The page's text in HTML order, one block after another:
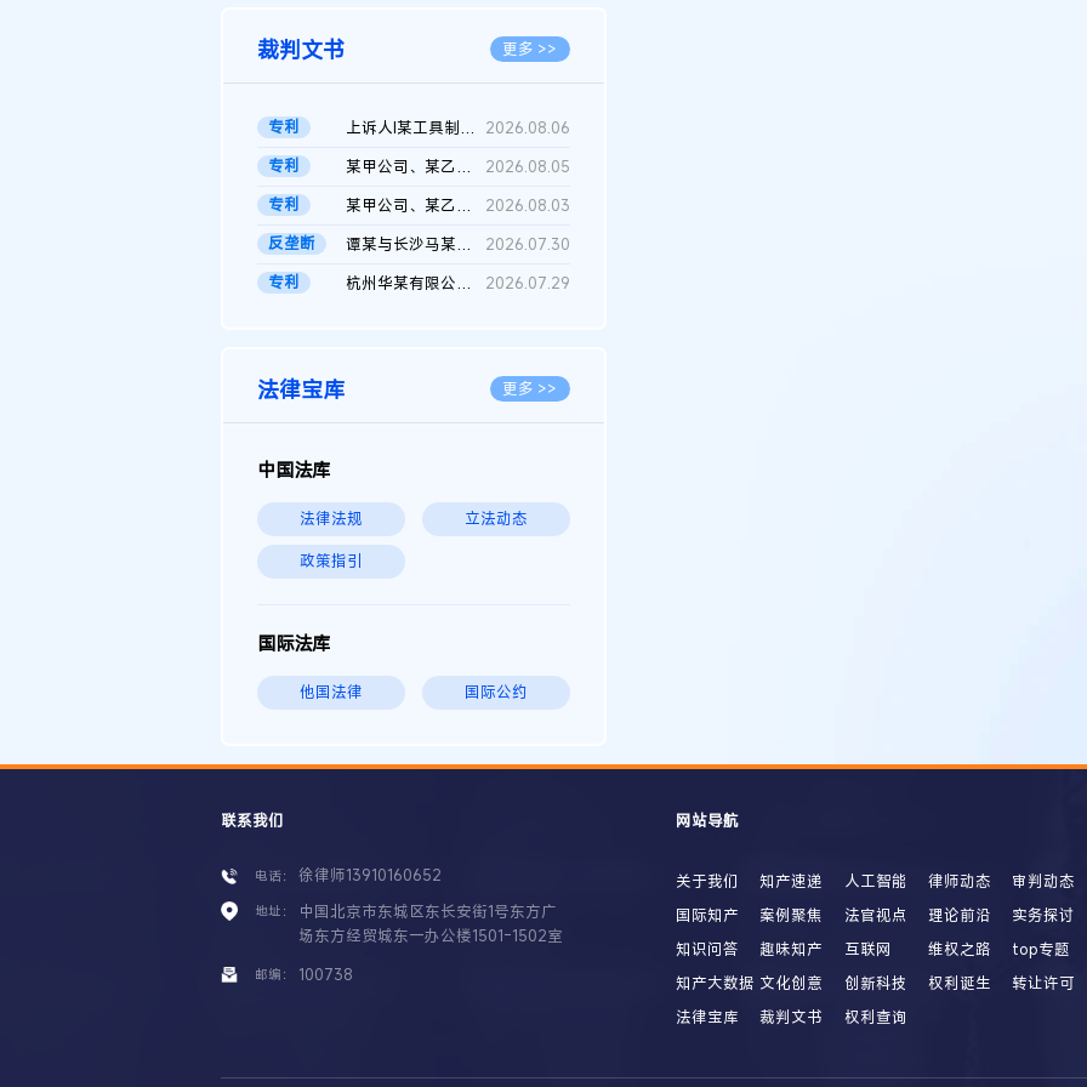
裁判文书 更多 >>
专利 上诉人I某工具制品有限公司与被上诉人程某及一审被告中华人民共和...
2026.08.06
专利
某甲公司、某乙公司、某丙公司申请诉前行为保全复议裁定书
2026.08.05
专利
某甲公司、某乙公司、官某与某丙公司专利申请权权属纠纷 二审判决...
2026.08.03
反垄断
谭某与长沙马某堆农产品股份有限公司滥用市场支配地位纠纷二审裁...
2026.07.30
专利
杭州华某有限公司与菲某有限公司侵害发明专利权纠纷 2026.07.29
法律宝库 更多 >>
中国法库
法律法规 立法动态
政策指引
国际法库
他国法律 国际公约
联系我们
电话： 徐律师13910160652
地址：
中国北京市东城区东长安街1号东方广
场东方经贸城东一办公楼1501-1502室
邮编： 100738
网站导航
关于我们 知产速递 人工智能 律师动态
审判动态
国际知产
案例聚焦 法官视点 理论前沿
实务探讨
知识问答
趣味知产 互联网 维权之路
top专题
知产大数据 文化创意 创新科技 权利诞生
转让许可
法律宝库
裁判文书 权利查询